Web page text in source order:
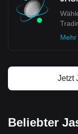
Jetzt
Beliebter